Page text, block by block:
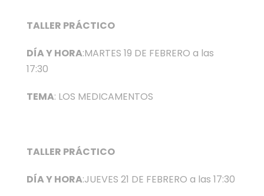
TALLER PRÁCTICO
DÍA Y HORA:MARTES 19 DE FEBRERO a las
17:30
TEMA: LOS MEDICAMENTOS
TALLER PRÁCTICO
DÍA Y HORA:JUEVES 21 DE FEBRERO a las 17:30